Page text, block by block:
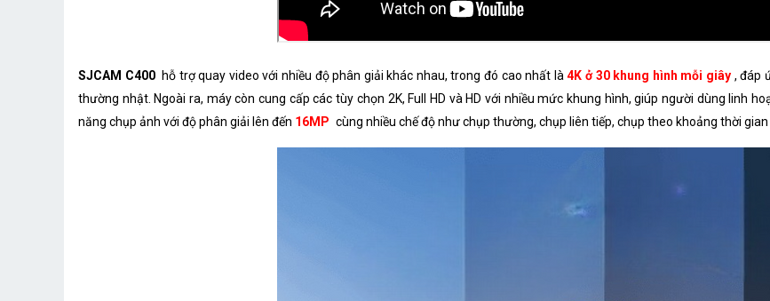
SJCAM C400 hỗ trợ quay video với nhiều độ phân giải khác nhau, trong đó cao nhất là4K ở 30 khung hình mỗi giây , đáp
thường nhật. Ngoài ra, máy còn cung cấp các tùy chọn 2K, Full HD và HD với nhiều mức khung hình, giúp người dùng linh
năng chụp ảnh với độ phân giải lên đến 16MP cùng nhiều chế độ như chụp thường, chụp liên tiếp, chụp theo khoảng thời